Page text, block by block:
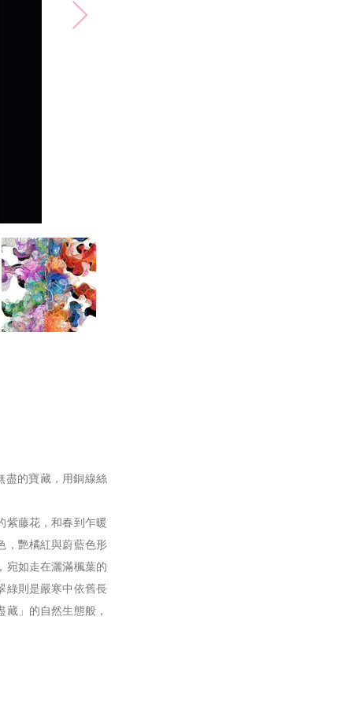
盡的寶藏，用銅線絲
紫藤花，和春到乍暖
，艷橘紅與蔚藍色形
宛如走在灑滿楓葉的
綠則是嚴寒中依舊長
」的自然生態般，